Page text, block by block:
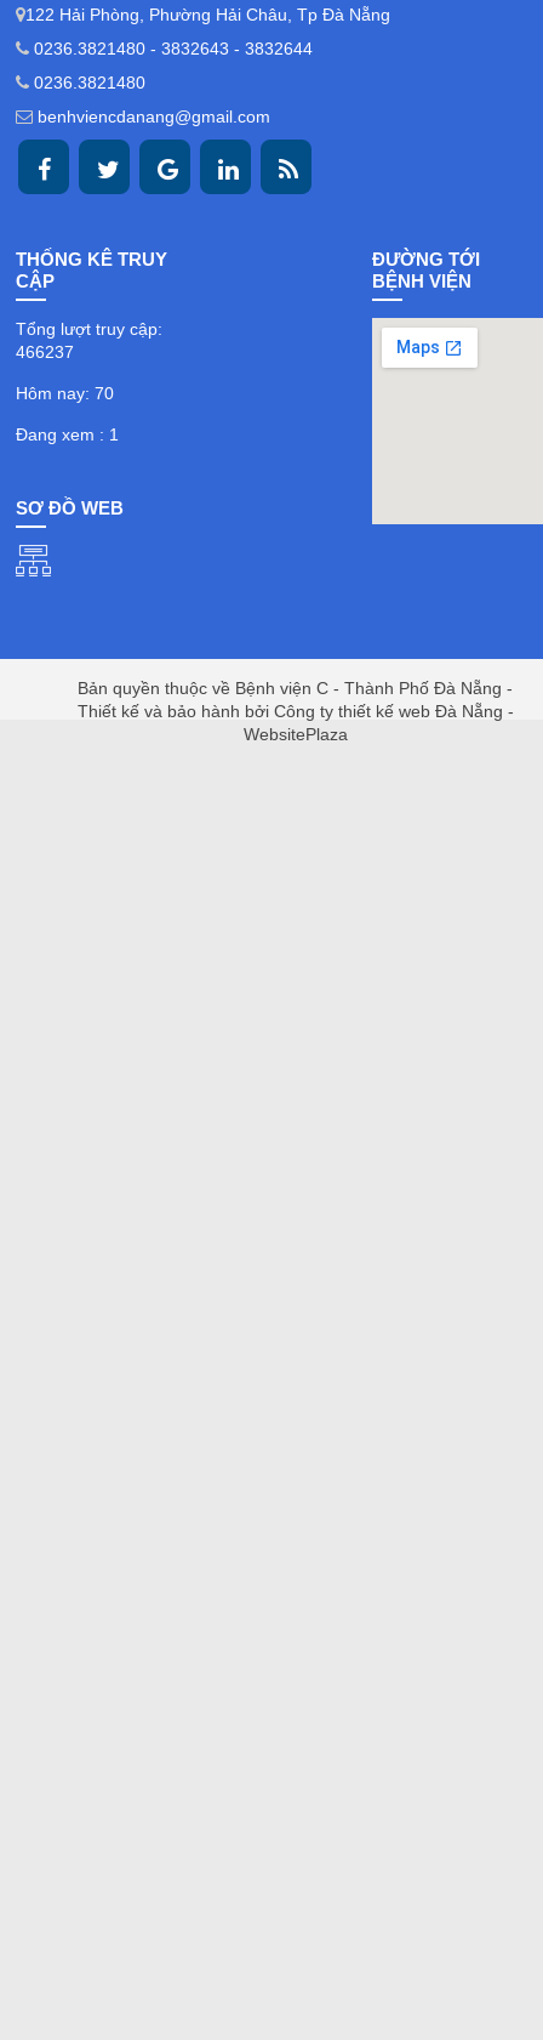
122 Hải Phòng, Phường Hải Châu, Tp Đà Nẵng
0236.3821480 - 3832643 - 3832644
0236.3821480
benhviencdanang@gmail.com
THỐNG KÊ TRUY
CẬP
Tổng lượt truy cập:
466237
Hôm nay: 70
Đang xem : 1
SƠ ĐỒ WEB
ĐƯỜNG TỚI
BỆNH VIỆN
Bản quyền thuộc về Bệnh viện C - Thành Phố Đà Nẵng -
Thiết kế và bảo hành bởi Công ty thiết kế web Đà Nẵng -
WebsitePlaza